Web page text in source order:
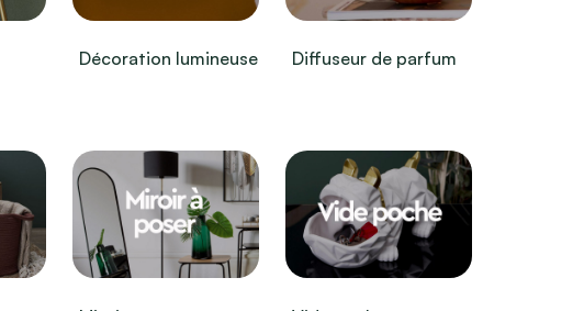
Décoration lumineuse Diffuseur de parfum